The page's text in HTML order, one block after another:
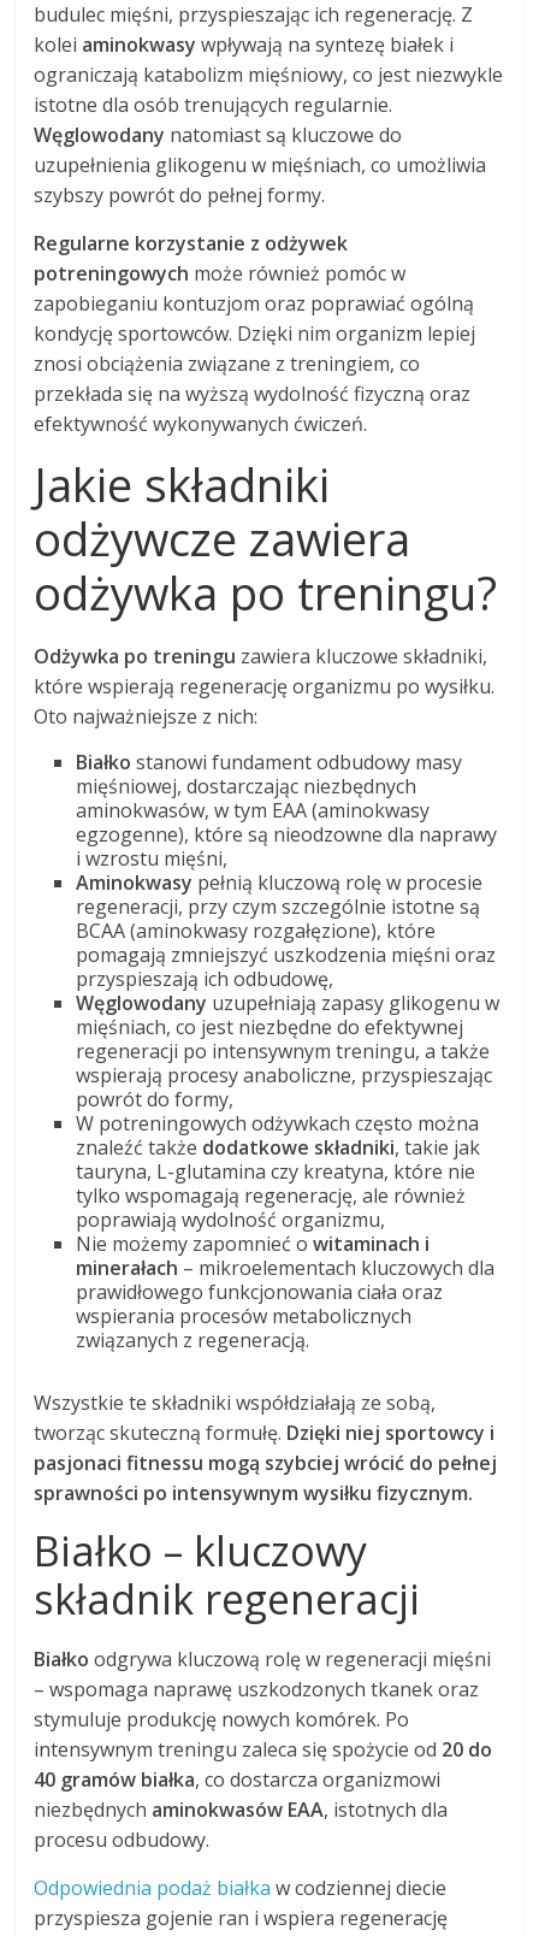
budulec mięśni, przyspieszając ich regenerację. Z
kolei aminokwasy wpływają na syntezę białek i
ograniczają katabolizm mięśniowy, co jest niezwykle
istotne dla osób trenujących regularnie.
Węglowodany natomiast są kluczowe do
uzupełnienia glikogenu w mięśniach, co umożliwia
szybszy powrót do pełnej formy.
Regularne korzystanie z odżywek
potreningowych może również pomóc w
zapobieganiu kontuzjom oraz poprawiać ogólną
kondycję sportowców. Dzięki nim organizm lepiej
znosi obciążenia związane z treningiem, co
przekłada się na wyższą wydolność fizyczną oraz
efektywność wykonywanych ćwiczeń.
Jakie składniki
odżywcze zawiera
odżywka po treningu?
Odżywka po treningu zawiera kluczowe składniki,
które wspierają regenerację organizmu po wysiłku.
Oto najważniejsze z nich:
Białko stanowi fundament odbudowy masy
mięśniowej, dostarczając niezbędnych
aminokwasów, w tym EAA (aminokwasy
egzogenne), które są nieodzowne dla naprawy
i wzrostu mięśni,
Aminokwasy pełnią kluczową rolę w procesie
regeneracji, przy czym szczególnie istotne są
BCAA (aminokwasy rozgałęzione), które
pomagają zmniejszyć uszkodzenia mięśni oraz
przyspieszają ich odbudowę,
Węglowodany uzupełniają zapasy glikogenu w
mięśniach, co jest niezbędne do efektywnej
regeneracji po intensywnym treningu, a także
wspierają procesy anaboliczne, przyspieszając
powrót do formy,
W potreningowych odżywkach często można
znaleźć także dodatkowe składniki, takie jak
tauryna, L-glutamina czy kreatyna, które nie
tylko wspomagają regenerację, ale również
poprawiają wydolność organizmu,
Nie możemy zapomnieć owitaminach i
minerałach – mikroelementach kluczowych dla
prawidłowego funkcjonowania ciała oraz
wspierania procesów metabolicznych
związanych z regeneracją.
Wszystkie te składniki współdziałają ze sobą,
tworząc skuteczną formułę. Dzięki niej sportowcy i
pasjonaci fitnessu mogą szybciej wrócić do pełnej
sprawności po intensywnym wysiłku fizycznym.
Białko – kluczowy
składnik regeneracji
Białko odgrywa kluczową rolę w regeneracji mięśni
– wspomaga naprawę uszkodzonych tkanek oraz
stymuluje produkcję nowych komórek. Po
intensywnym treningu zaleca się spożycie od 20 do
40 gramów białka, co dostarcza organizmowi
niezbędnych aminokwasów EAA, istotnych dla
procesu odbudowy.
Odpowiednia podaż białka w codziennej diecie
przyspiesza gojenie ran i wspiera regenerację